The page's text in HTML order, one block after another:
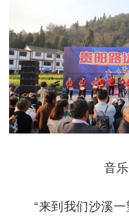
音
“来到我们沙溪一